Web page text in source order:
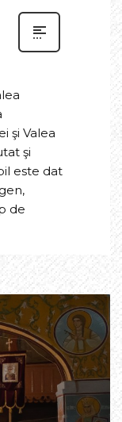
şi Valea
şi
este dat
de